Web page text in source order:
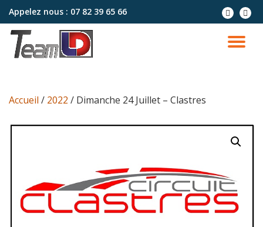
Aller
contenu
Appelez nous : 07 82 39 65 66
Accueil / 2022 / Dimanche 24 Juillet – Clastres